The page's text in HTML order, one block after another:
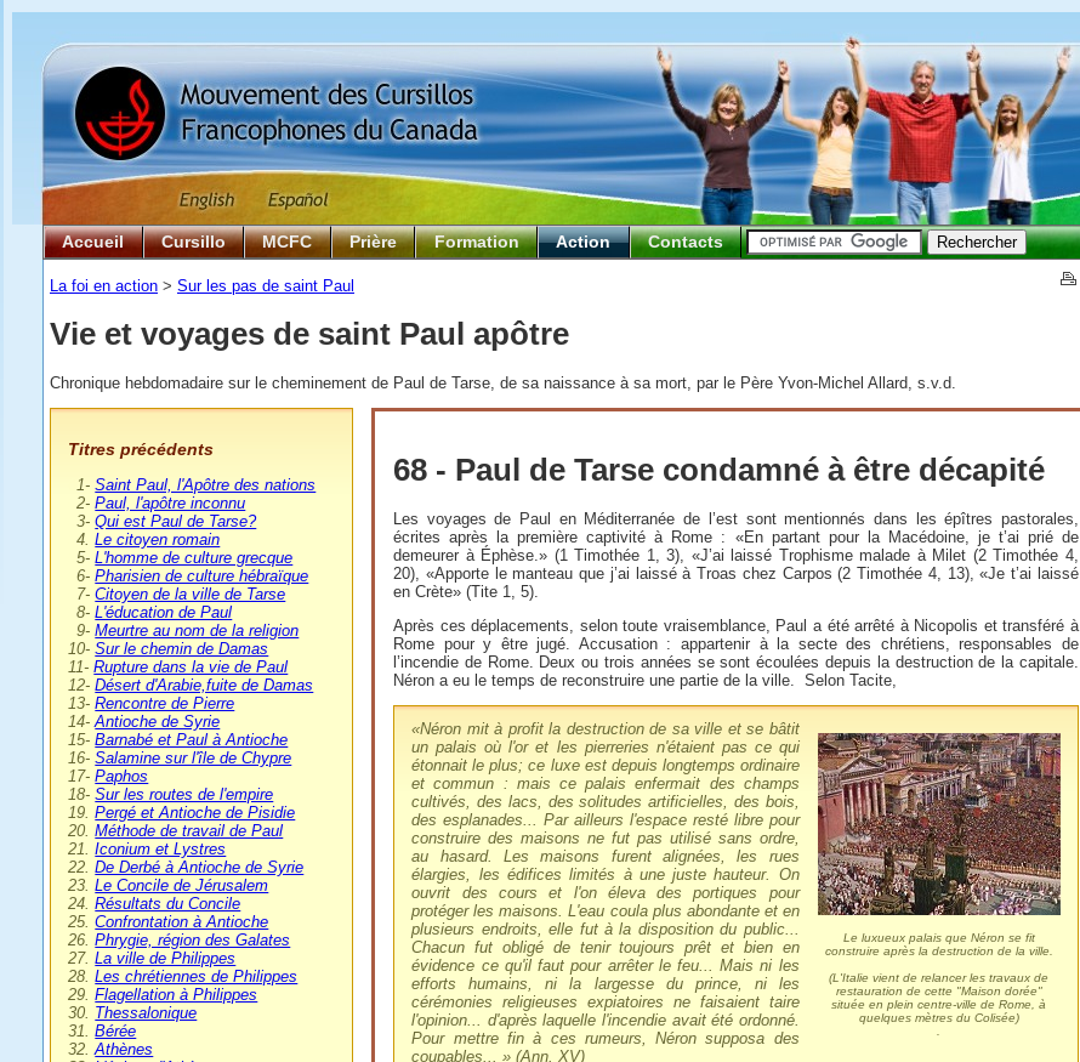
Accueil Cursillo MCFC Prière Formation Action Contacts
La foi en action > Sur les pas de saint Paul
Vie et voyages de saint Paul apôtre
Chronique hebdomadaire sur le cheminement de Paul de Tarse, de sa naissance à sa mort, par le Père Yvon-Michel Allard, s.v.d.
Titres précédents
01-Saint Paul, l'Apôtre des nations
02-Paul, l'apôtre inconnu
03-Qui est Paul de Tarse?
04.Le citoyen romain
05-L'homme de culture grecque
06-Pharisien de culture hébraïque
7-Citoyen de la ville de Tarse
08-L'éducation de Paul
09-Meurtre au nom de la religion
10-Sur le chemin de Damas
11-Rupture dans la vie de Paul
12-Désert d'Arabie,fuite de Damas
13-Rencontre de Pierre
14-Antioche de Syrie
15-Barnabé et Paul à Antioche
16-Salamine sur l'île de Chypre
17-Paphos
18-Sur les routes de l'empire
19.Pergé et Antioche de Pisidie
20.Méthode de travail de Paul
21.Iconium et Lystres
22.De Derbé à Antioche de Syrie
23.Le Concile de Jérusalem
24.Résultats du Concile
25.Confrontation à Antioche
26.Phrygie, région des Galates
27.La ville de Philippes
28.Les chrétiennes de Philippes
29.Flagellation à Philippes
30. Thessalonique
31.Bérée
32.Athènes
68 - Paul de Tarse condamné à être décapité
Les voyages de Paul en Méditerranée de l’est sont mentionnés dans les épîtres pastorales,
écrites après la première captivité à Rome : «En partant pour la Macédoine, je t’ai prié de
demeurer à Éphèse.» (1 Timothée 1, 3), «J’ai laissé Trophisme malade à Milet (2 Timothée 4,
20), «Apporte le manteau que j’ai laissé à Troas chez Carpos (2 Timothée 4, 13), «Je t’ai laissé
en Crète» (Tite 1, 5).
Après ces déplacements, selon toute vraisemblance, Paul a été arrêté à Nicopolis et transféré à
Rome pour y être jugé. Accusation : appartenir à la secte des chrétiens, responsables de
l’incendie de Rome. Deux ou trois années se sont écoulées depuis la destruction de la capitale.
Néron a eu le temps de reconstruire une partie de la ville. Selon Tacite,
Le luxueux palais que Néron se fit
construire après la destruction de la ville.
(L'Italie vient de relancer les travaux de
restauration de cette "Maison dorée"
située en plein centre-ville de Rome, à
quelques mètres du Colisée)
«Néron mit à profit la destruction de sa ville et se bâtit
un palais où l'or et les pierreries n'étaient pas ce qui
étonnait le plus; ce luxe est depuis longtemps ordinaire
et commun : mais ce palais enfermait des champs
cultivés, des lacs, des solitudes artificielles, des bois,
des esplanades... Par ailleurs l'espace resté libre pour
construire des maisons ne fut pas utilisé sans ordre,
au hasard. Les maisons furent alignées, les rues
élargies, les édifices limités à une juste hauteur. On
ouvrit des cours et l'on éleva des portiques pour
protéger les maisons. L'eau coula plus abondante et en
plusieurs endroits, elle fut à la disposition du public...
Chacun fut obligé de tenir toujours prêt et bien en
évidence ce qu'il faut pour arrêter le feu... Mais ni les
efforts humains, ni la largesse du prince, ni les
cérémonies religieuses expiatoires ne faisaient taire
l'opinion... d'après laquelle l'incendie avait été ordonné.
Pour mettre fin à ces rumeurs, Néron supposa des
coupables ... » (Ann. XV)